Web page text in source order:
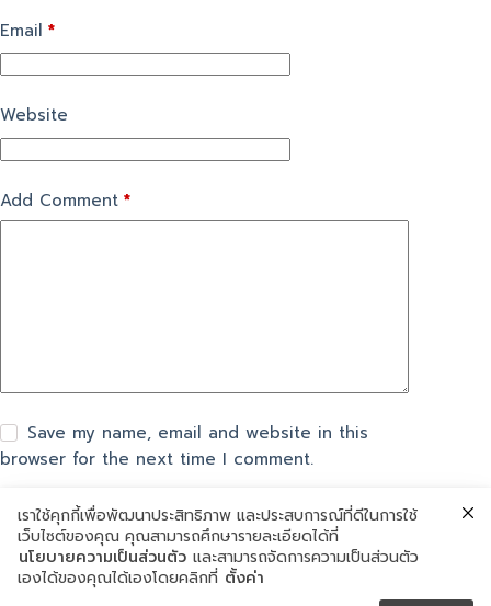
Email *
Website
Add Comment *
Save my name, email and website in this
browser for the next time I comment.
แสดงความเห็น
เราใช้คุกกี้เพื่อพัฒนาประสิทธิภาพ และประสบการณ์ที่ดีในการใช้
เว็บไซต์ของคุณ คุณสามารถศึกษารายละเอียดได้ที่
นโยบายความเป็นส่วนตัว และสามารถจัดการความเป็นส่วนตัว
เองได้ของคุณได้เองโดยคลิกที่ ตั้งค่า